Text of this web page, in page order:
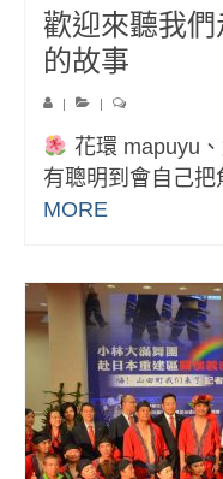
歡迎來聽我
的故事
| |
花環 mapuyu
有聰明到會自己
MORE